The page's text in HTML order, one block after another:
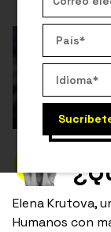
Elena Krutova,
Humanos con